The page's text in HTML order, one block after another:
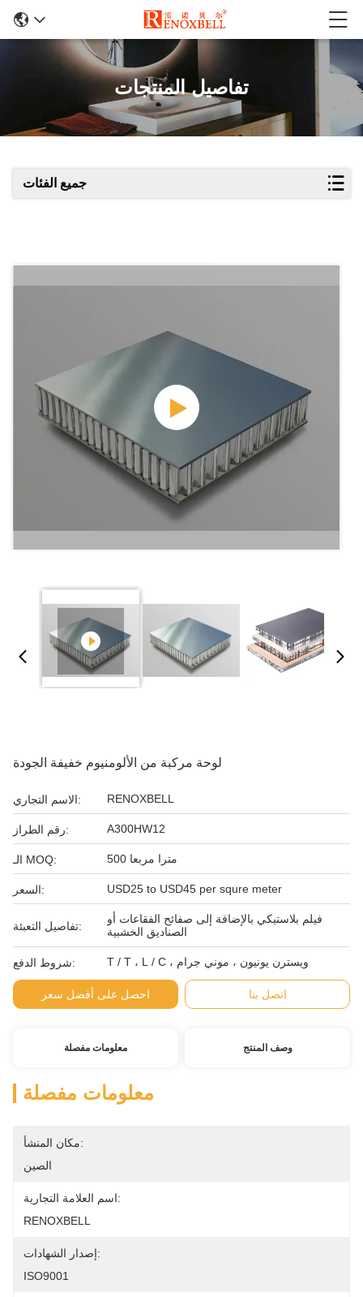
تفاصيل المنتجات
جميع الفئات
لوحة مركبة من الألومنيوم خفيفة الجودة
الاسم التجاري: RENOXBELL
رقم الطراز: A300HW12
الـ MOQ: 500 مترا مربعا
السعر: USD25 to USD45 per squre meter
تفاصيل التعبئة:
فيلم بلاستيكي بالإضافة إلى صفائح الفقاعات أو
الصناديق الخشبية
شروط الدفع: T / T ، L / C ، ويسترن يونيون ، موني جرام
احصل على أفضل سعر اتصل بنا
معلومات مفصلة وصف المنتج
معلومات مفصلة
مكان المنشأ:
الصين
اسم العلامة التجارية:
RENOXBELL
إصدار الشهادات:
ISO9001